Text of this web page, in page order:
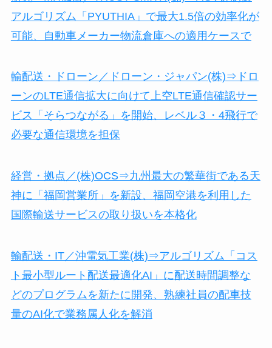
アルゴリズム「PYUTHIA」で最大1.5倍の効率化が
可能、自動車メーカー物流倉庫への適用ケースで
輸配送・ドローン／ドローン・ジャパン(株)⇒ドロ
ーンのLTE通信拡大に向けて上空LTE通信確認サー
ビス「そらつながる」を開始、レベル３・4飛行で
必要な通信環境を担保
経営・拠点／(株)OCS⇒九州最大の繁華街である天
神に「福岡営業所」を新設、福岡空港を利用した
国際輸送サービスの取り扱いを本格化
輸配送・IT／沖電気工業(株)⇒アルゴリズム「コス
ト最小型ルート配送最適化AI」に配送時間調整な
どのプログラムを新たに開発、熟練社員の配車技
量のAI化で業務属人化を解消